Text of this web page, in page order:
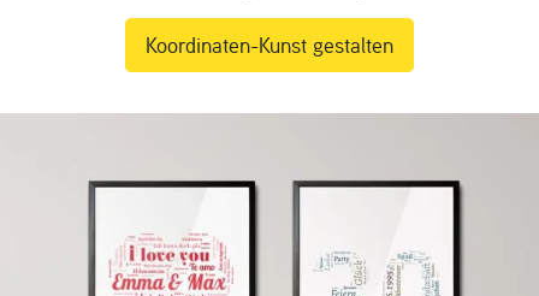
Koordinaten-Kunst gestalten